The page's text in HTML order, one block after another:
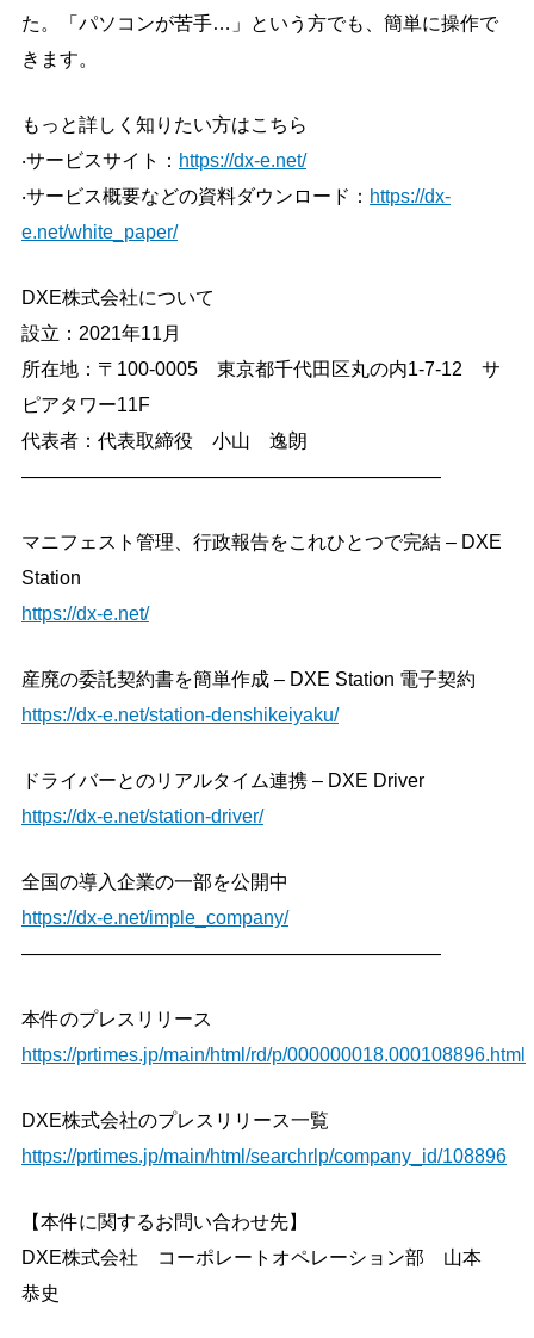
た。「パソコンが苦手…」という方でも、簡単に操作で
きます。
もっと詳しく知りたい方はこちら
‧サービスサイト： https://dx-e.net/
‧サービス概要などの資料ダウンロード： https://dx-
e.net/white_paper/
DXE株式会社について
設立：2021年11月
所在地：〒100-0005 東京都千代田区丸の内1-7-12 サ
ピアタワー11F
代表者：代表取締役 小山 逸朗
——————————————————————
マニフェスト管理、行政報告をこれひとつで完結 – DXE
Station
https://dx-e.net/
産廃の委託契約書を簡単作成 – DXE Station 電子契約
https://dx-e.net/station-denshikeiyaku/
ドライバーとのリアルタイム連携 – DXE Driver
https://dx-e.net/station-driver/
全国の導入企業の一部を公開中
https://dx-e.net/imple_company/
——————————————————————
本件のプレスリリース
https://prtimes.jp/main/html/rd/p/000000018.000108896.html
DXE株式会社のプレスリリース⼀覧
https://prtimes.jp/main/html/searchrlp/company_id/108896
【本件に関するお問い合わせ先】
DXE株式会社 コーポレートオペレーション部 山本
恭史